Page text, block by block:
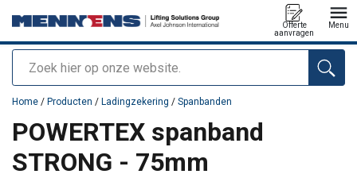
Zoeken
Offerte
aanvragen
Menu
toegevoegd aan uw offerte
Home / Producten / Ladingzekering / Spanbanden
POWERTEX spanband
STRONG - 75mm